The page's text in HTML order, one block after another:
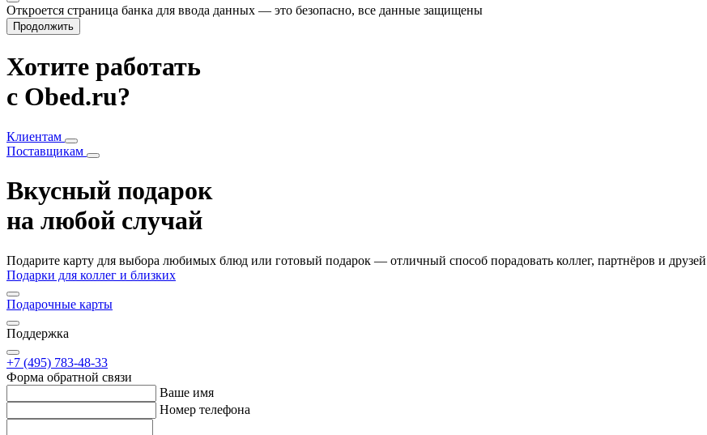
Откроется страница банка для ввода данных — это безопасно, все данные защищены
Продолжить
Хотите работать
с Obed.ru?
Клиентам
Поставщикам
Вкусный подарок
на любой случай
Подарите карту для выбора любимых блюд или готовый подарок — отличный способ порадовать коллег, партнёров и друзей
Подарки для коллег и близких
Подарочные карты
Поддержка
+7 (495) 783-48-33
Форма обратной связи
Ваше имя
Номер телефона